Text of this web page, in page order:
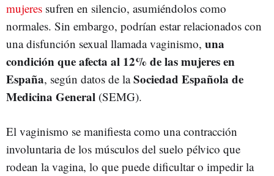
mujeres sufren en silencio, asumiéndolos como
normales. Sin embargo, podrían estar relacionados con
una disfunción sexual llamada vaginismo, una
condición que afecta al 12% de las mujeres en
España, según datos de laSociedad Española de
Medicina General (SEMG).
El vaginismo se manifiesta como una contracción
involuntaria de los músculos del suelo pélvico que
rodean la vagina, lo que puede dificultar o impedir la